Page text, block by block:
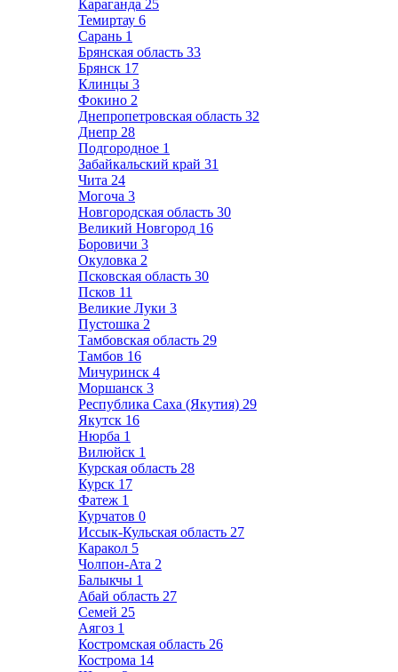
Караганда 25
Темиртау 6
Сарань 1
Брянская область 33
Брянск 17
Клинцы 3
Фокино 2
Днепропетровская область 32
Днепр 28
Подгородное 1
Забайкальский край 31
Чита 24
Могоча 3
Новгородская область 30
Великий Новгород 16
Боровичи 3
Окуловка 2
Псковская область 30
Псков 11
Великие Луки 3
Пустошка 2
Тамбовская область 29
Тамбов 16
Мичуринск 4
Моршанск 3
Республика Саха (Якутия) 29
Якутск 16
Нюрба 1
Вилюйск 1
Курская область 28
Курск 17
Фатеж 1
Курчатов 0
Иссык-Кульская область 27
Каракол 5
Чолпон-Ата 2
Балыкчы 1
Абай область 27
Семей 25
Аягоз 1
Костромская область 26
Кострома 14